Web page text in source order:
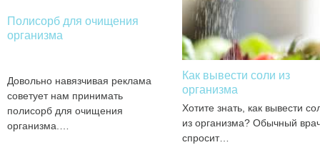
Полисорб для очищения
организма
Довольно навязчивая реклама
советует нам принимать
полисорб для очищения
организма.…
Как вывести соли из
организма
Хотите знать, как вывести
из организма? Обычный
спросит…